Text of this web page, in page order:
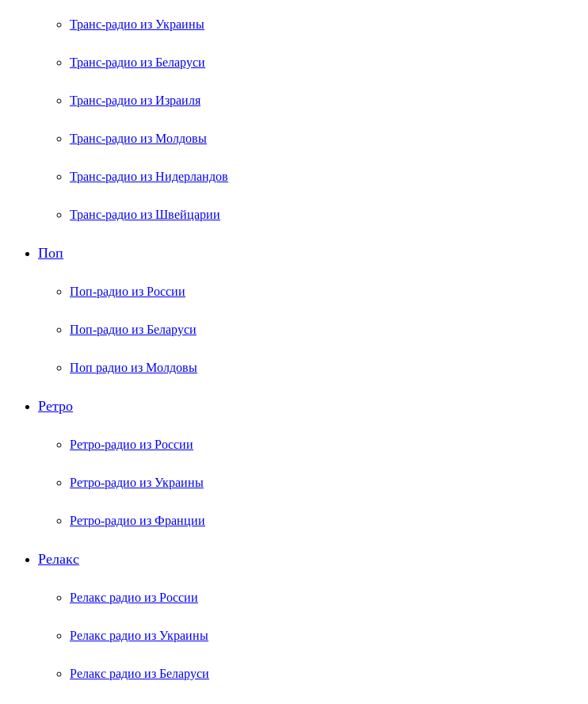
Транс-радио из Украины
Транс-радио из Беларуси
Транс-радио из Израиля
Транс-радио из Молдовы
Транс-радио из Нидерландов
Транс-радио из Швейцарии
Поп
Поп-радио из России
Поп-радио из Беларуси
Поп радио из Молдовы
Ретро
Ретро-радио из России
Ретро-радио из Украины
Ретро-радио из Франции
Релакс
Релакс радио из России
Релакс радио из Украины
Релакс радио из Беларуси